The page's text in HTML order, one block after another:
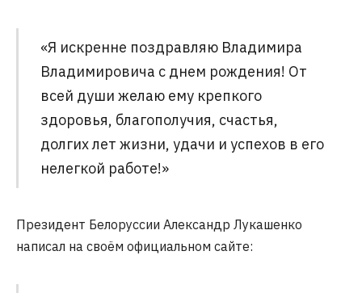
«Я искренне поздравляю Владимира
Владимировича с днем рождения! От
всей души желаю ему крепкого
здоровья, благополучия, счастья,
долгих лет жизни, удачи и успехов в его
нелегкой работе!»
Президент Белоруссии Александр Лукашенко
написал на своём официальном сайте: